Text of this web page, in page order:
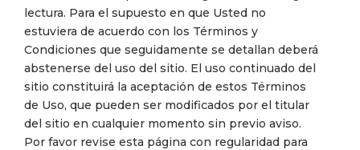
lectura. Para el supuesto en que Usted no
estuviera de acuerdo con los Términos y
Condiciones que seguidamente se detallan deberá
abstenerse del uso del sitio. El uso continuado del
sitio constituirá la aceptación de estos Términos
de Uso, que pueden ser modificados por el titular
del sitio en cualquier momento sin previo aviso.
Por favor revise esta página con regularidad para